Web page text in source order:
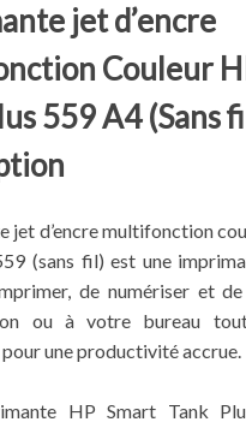
jet d’encre
Couleur
559 A4 (Sans
jet d’encre multifonction
(sans fil) est une
de numériser et
ou à votre bureau
une productivité accrue.
HP Smart Tank